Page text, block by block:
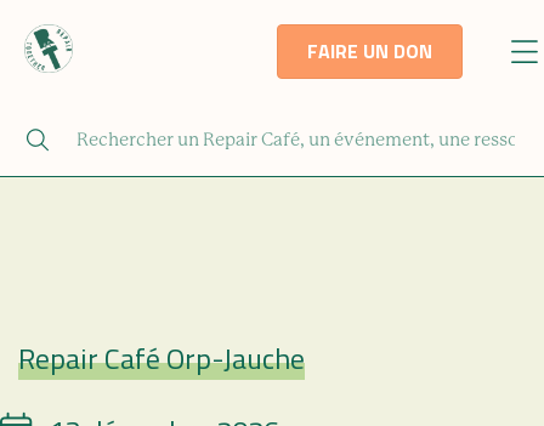
FAIRE UN DON
Repair Café
Repair Café Orp-Jauche